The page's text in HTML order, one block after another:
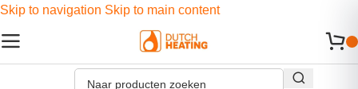
Skip to navigation Skip to main content